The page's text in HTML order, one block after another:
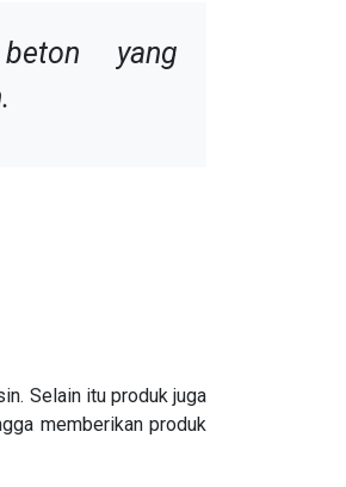
beton yang
Selain itu produk juga
memberikan produk